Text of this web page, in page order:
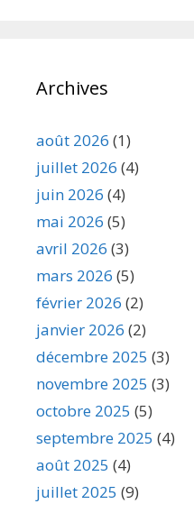
Archives
août 2026 (1)
juillet 2026 (4)
juin 2026 (4)
mai 2026 (5)
avril 2026 (3)
mars 2026 (5)
février 2026 (2)
janvier 2026 (2)
décembre 2025 (3)
novembre 2025 (3)
octobre 2025 (5)
septembre 2025 (4)
août 2025 (4)
juillet 2025 (9)